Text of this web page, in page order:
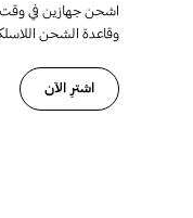
اشحن جهازين في
وقاعدة الشحن
اشترِ الآن